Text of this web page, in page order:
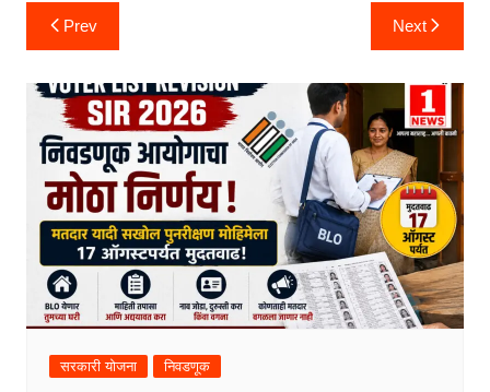
Post
navigation
Prev Next
सरकारी योजना निवडणूक